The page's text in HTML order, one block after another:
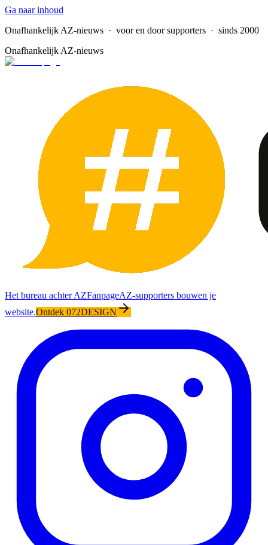
Ga naar inhoud
Onafhankelijk AZ-nieuws · voor en door supporters · sinds 2000
Onafhankelijk AZ-nieuws
Het bureau achter AZFanpageAZ-supporters bouwen je
website.Ontdek 072DESIGN